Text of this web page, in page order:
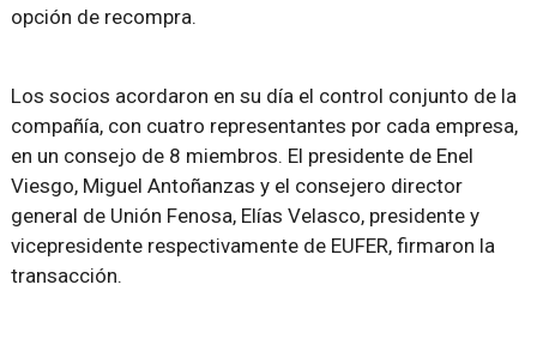
opción de recompra.
Los socios acordaron en su día el control conjunto de la
compañía, con cuatro representantes por cada empresa,
en un consejo de 8 miembros. El presidente de Enel
Viesgo, Miguel Antoñanzas y el consejero director
general de Unión Fenosa, Elías Velasco, presidente y
vicepresidente respectivamente de EUFER, firmaron la
transacción.